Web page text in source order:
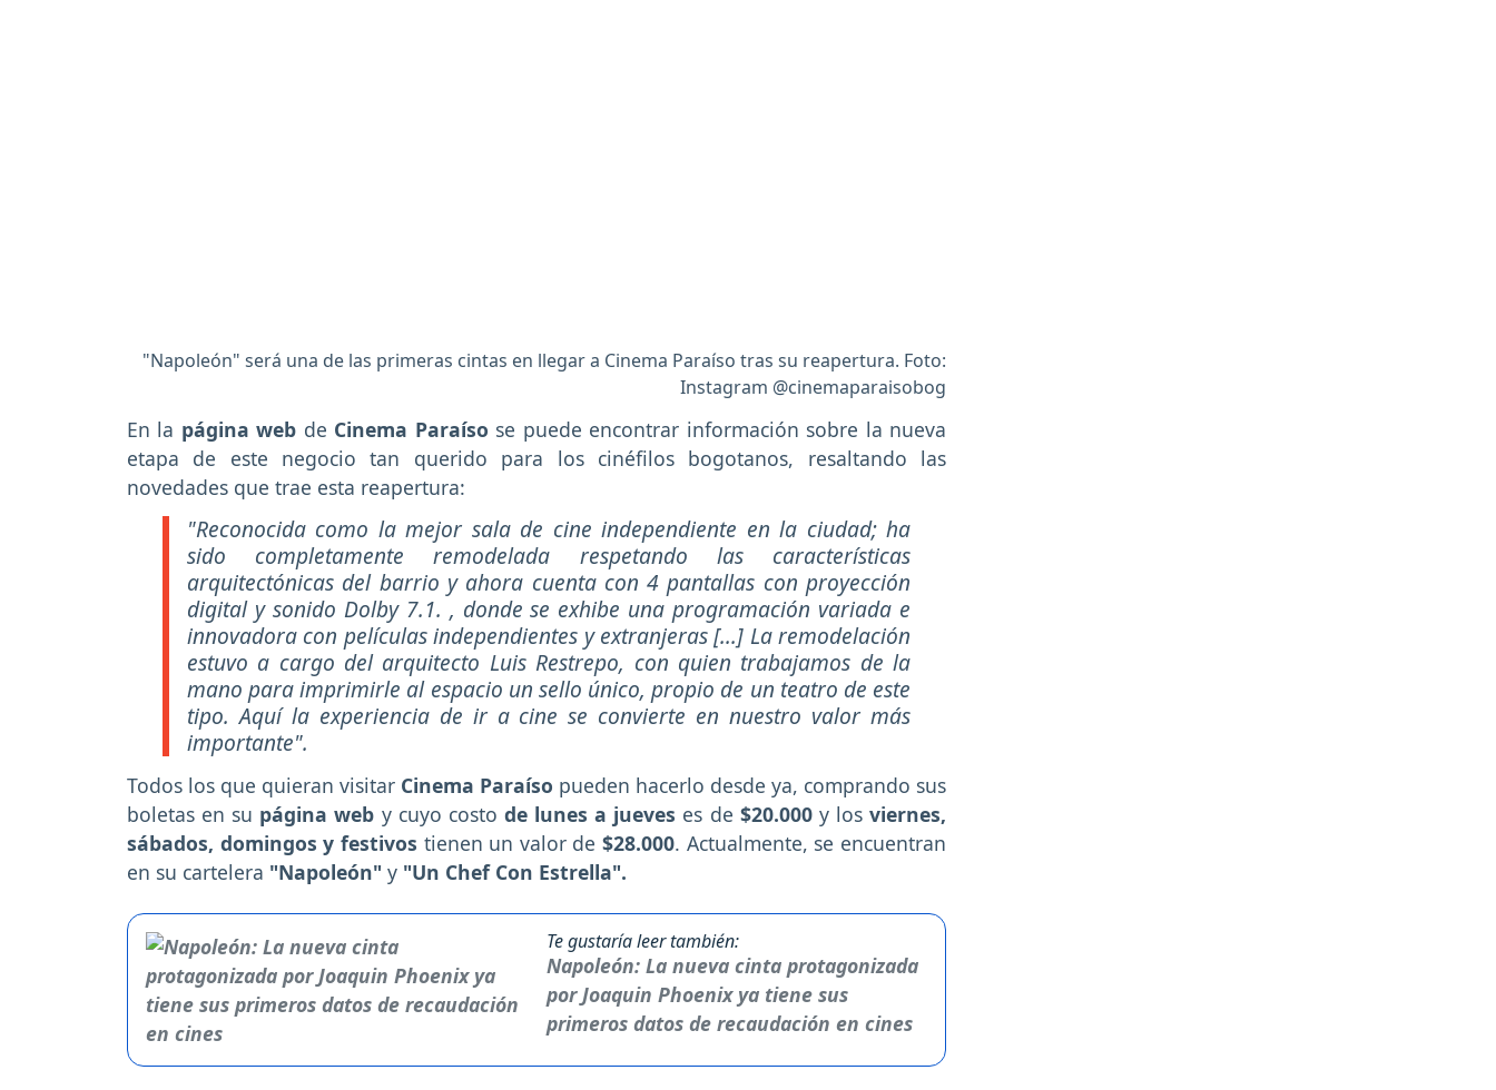
"Napoleón" será una de las primeras cintas en llegar a Cinema Paraíso tras su reapertura. Foto:
Instagram @cinemaparaisobog
En la página web de Cinema Paraíso se puede encontrar información sobre la nueva
etapa de este negocio tan querido para los cinéfilos bogotanos, resaltando las
novedades que trae esta reapertura:
"Reconocida como la mejor sala de cine independiente en la ciudad; ha
sido completamente remodelada respetando las características
arquitectónicas del barrio y ahora cuenta con 4 pantallas con proyección
digital y sonido Dolby 7.1. , donde se exhibe una programación variada e
innovadora con películas independientes y extranjeras [...] La remodelación
estuvo a cargo del arquitecto Luis Restrepo, con quien trabajamos de la
mano para imprimirle al espacio un sello único, propio de un teatro de este
tipo. Aquí la experiencia de ir a cine se convierte en nuestro valor más
importante".
Todos los que quieran visitar Cinema Paraíso pueden hacerlo desde ya, comprando sus
boletas en su página web y cuyo costo de lunes a jueves es de $20.000 y losviernes,
sábados, domingos y festivos tienen un valor de$28.000. Actualmente, se encuentran
en su cartelera "Napoleón" y "Un Chef Con Estrella".
Te gustaría leer también:
Napoleón: La nueva cinta protagonizada
por Joaquin Phoenix ya tiene sus
primeros datos de recaudación en cines